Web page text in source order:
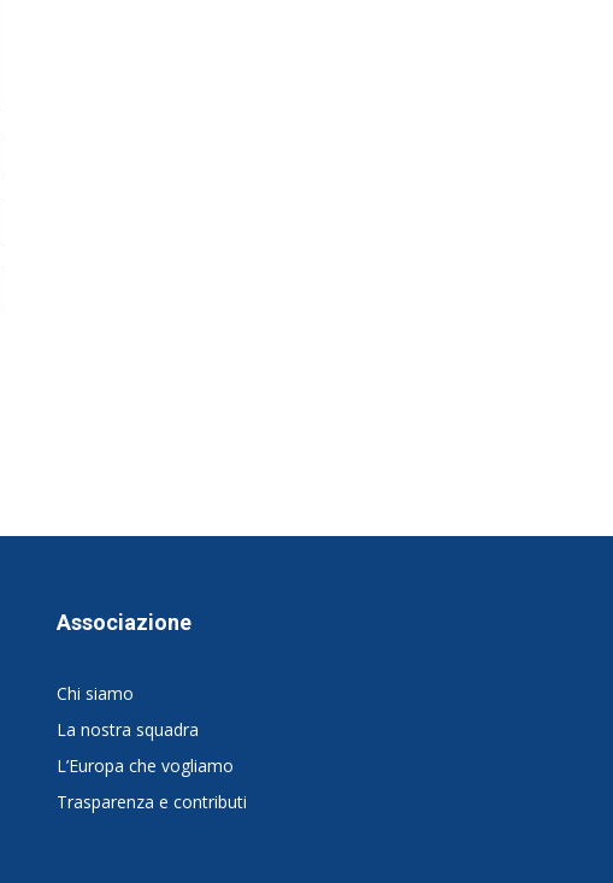
Associazione
Chi siamo
La nostra squadra
L’Europa che vogliamo
Trasparenza e contributi